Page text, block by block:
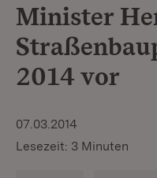
Minister
2014 vor
07.03.2014
Lesezeit: 3 Minuten